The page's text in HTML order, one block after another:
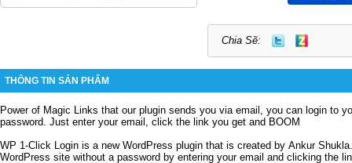
Chia Sẽ:
THÔNG TIN SẢN PHẨM
Power of Magic Links that our plugin sends you via email, you can login to
password. Just enter your email, click the link you get and BOOM
WP 1-Click Login is a new WordPress plugin that is created by Ankur Shukla
WordPress site without a password by entering your email and clicking the